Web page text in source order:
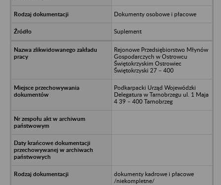
Dokumenty osobowe i płacowe
Suplement
Rejonowe Przedsiębiorstwo Młynów
Gospodarczych w Ostrowcu
Świętokrzyskim Ostrowiec
Świętokrzyski 27 – 400
Podkarpacki Urząd Wojewódzki
Delegatura w Tarnobrzegu ul. 1 Maja
4 39 – 400 Tarnobrzeg
dokumenty kadrowe i płacowe
/niekompletne/